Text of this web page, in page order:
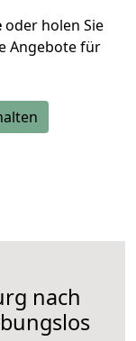
oder holen Sie
Angebote für
nach